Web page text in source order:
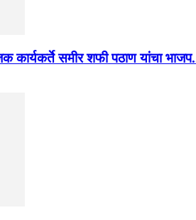
कार्यकर्ते समीर शफी पठाण यांचा